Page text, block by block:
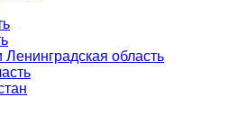
Ленинградская область